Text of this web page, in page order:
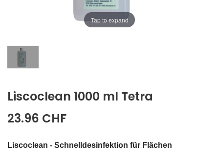
Tap to expand
Liscoclean 1000 ml Tetra
23.96 CHF
Liscoclean - Schnelldesinfektion für Flächen